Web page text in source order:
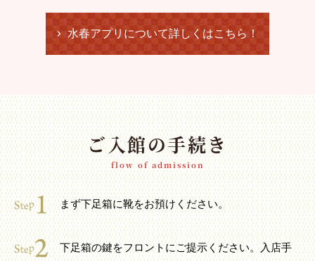
水春アプリについて詳しくはこちら！
ご入館の手続き
flow of admission
まず下足箱に靴をお預けください。
下足箱の鍵をフロントにご提示ください。入店手